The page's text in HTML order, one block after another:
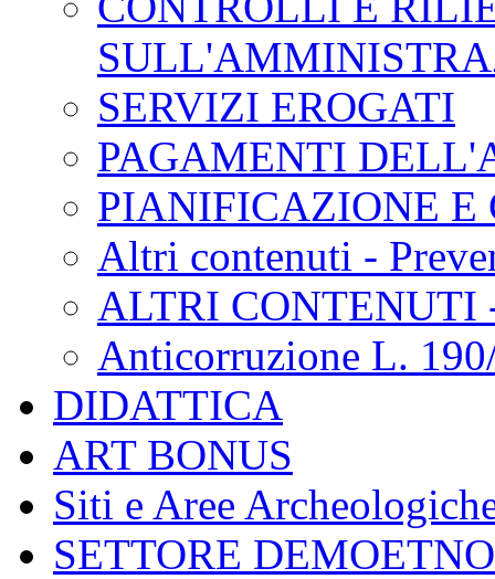
SERVIZI EROGATI
PAGAMENTI
PIANIFICAZIONE E
Altri contenuti -
ALTRI CONTENUTI
Anticorruzione L.
DIDATTICA
ART BONUS
Siti e Aree
SETTORE